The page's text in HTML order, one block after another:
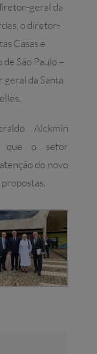
geral da
o diretor-
Casas e
São Paulo –
geral da Santa
Alckmin
que o setor
do novo